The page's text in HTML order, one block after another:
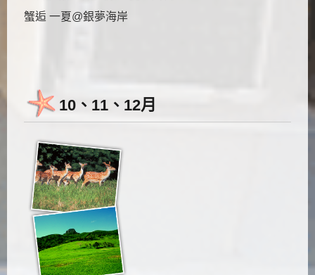
蟹逅 一夏@銀夢海岸
10、11、12月